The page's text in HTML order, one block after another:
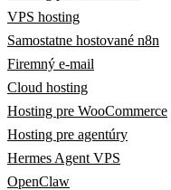
VPS hosting
Samostatne hostované n8n
Firemný e-mail
Cloud hosting
Hosting pre WooCommerce
Hosting pre agentúry
Hermes Agent VPS
OpenClaw